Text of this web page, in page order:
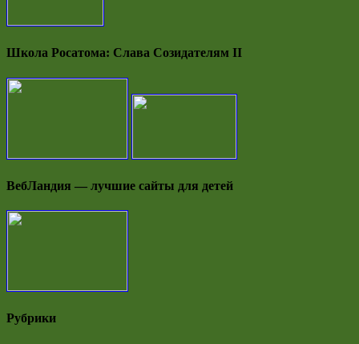
Школа Росатома: Слава Созидателям II
ВебЛандия — лучшие сайты для детей
Рубрики